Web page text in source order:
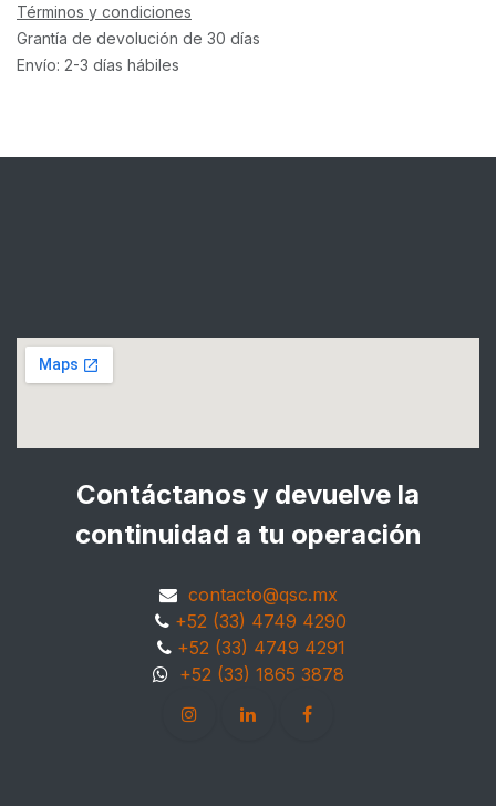
Términos y condiciones
Grantía de devolución de 30 días
Envío: 2-3 días hábiles
Contáctanos y devuelve la
continuidad a tu operación
contacto@qsc.mx
+52 (33) 4749 4290
+52 (33) 4749 4291
+52 (33) 1865 3878